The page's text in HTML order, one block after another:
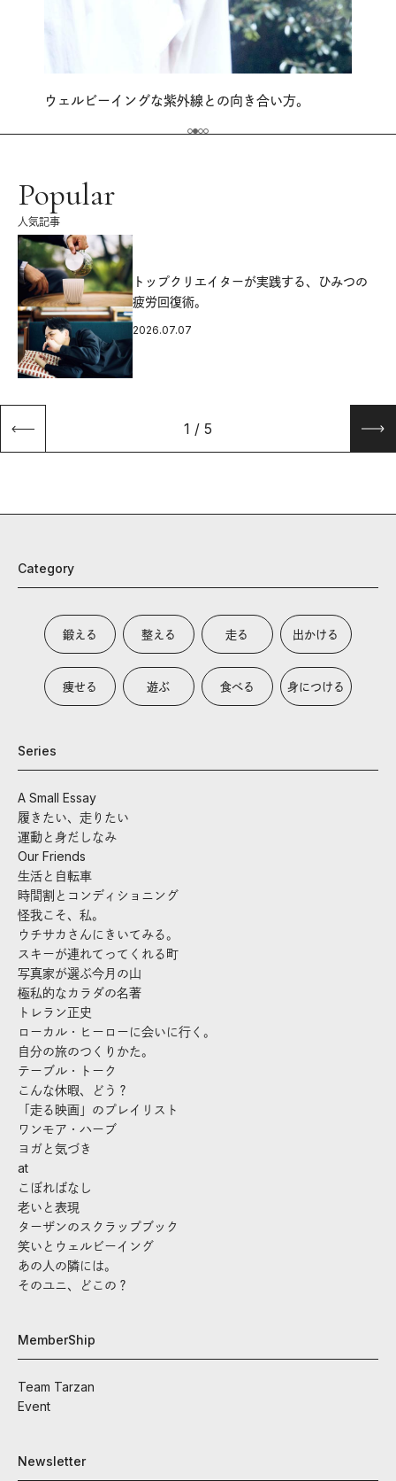
ウェルビーイングな紫外線との向き合い方。
Popular
人気記事
トップクリエイターが実践する、ひみつの
疲労回復術。
2026.07.07
1 / 5
Category
鍛える 整える 走る 出かける
痩せる 遊ぶ 食べる 身につける
Series
A Small Essay
履きたい、走りたい
運動と身だしなみ
Our Friends
生活と自転車
時間割とコンディショニング
怪我こそ、私。
ウチサカさんにきいてみる。
スキーが連れてってくれる町
写真家が選ぶ今月の山
極私的なカラダの名著
トレラン正史
ローカル・ヒーローに会いに行く。
自分の旅のつくりかた。
テーブル・トーク
こんな休暇、どう？
「走る映画」のプレイリスト
ワンモア・ハーブ
ヨガと気づき
at
こぼればなし
老いと表現
ターザンのスクラップブック
笑いとウェルビーイング
あの人の隣には。
そのユニ、どこの？
MemberShip
Team Tarzan
Event
Newsletter